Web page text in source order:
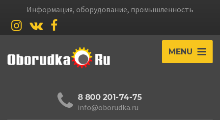
Информация, оборудование, промышленность
MENU
8 800 201-74-75
info@oborudka.ru